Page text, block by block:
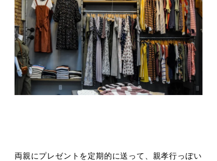
両親にプレゼントを定期的に送って、親孝行っぽい